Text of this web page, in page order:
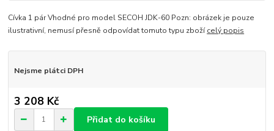
Cívka 1 pár Vhodné pro model SECOH JDK-60 Pozn: obrázek je pouze
ilustrativní, nemusí přesně odpovídat tomuto typu zbožícelý popis
Nejsme plátci DPH
3 208 Kč
Přidat do košíku